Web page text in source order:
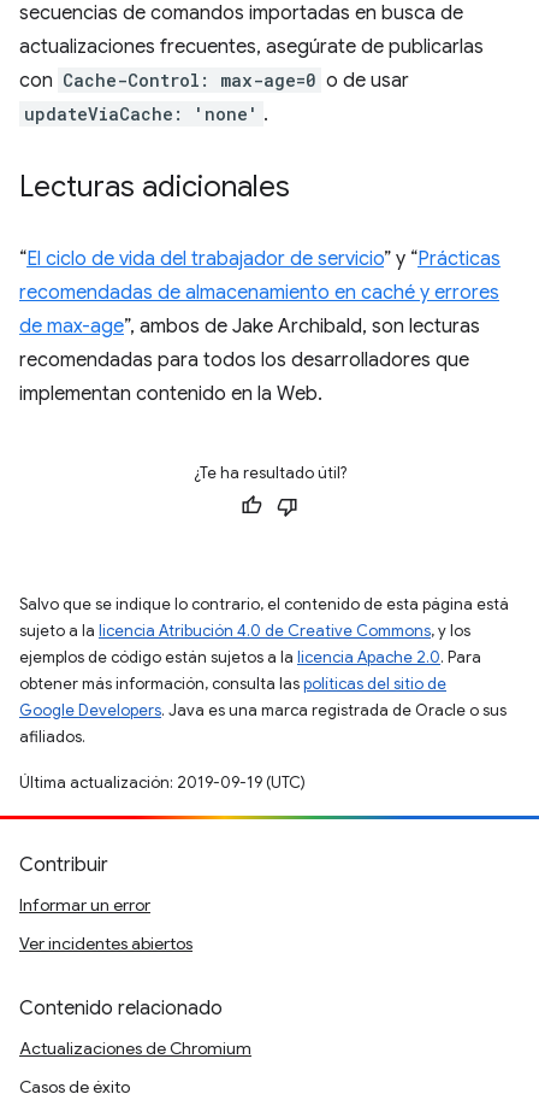
secuencias de comandos importadas en busca de
actualizaciones frecuentes, asegúrate de publicarlas
con Cache-Control: max-age=0 o de usar
updateViaCache: 'none' .
Lecturas adicionales
“El ciclo de vida del trabajador de servicio” y “Prácticas
recomendadas de almacenamiento en caché y errores
de max-age”, ambos de Jake Archibald, son lecturas
recomendadas para todos los desarrolladores que
implementan contenido en la Web.
¿Te ha resultado útil?
Salvo que se indique lo contrario, el contenido de esta página está
sujeto a la licencia Atribución 4.0 de Creative Commons, y los
ejemplos de código están sujetos a la licencia Apache 2.0. Para
obtener más información, consulta laspolíticas del sitio de
Google Developers. Java es una marca registrada de Oracle o sus
afiliados.
Última actualización: 2019-09-19 (UTC)
Contribuir
Informar un error
Ver incidentes abiertos
Contenido relacionado
Actualizaciones de Chromium
Casos de éxito